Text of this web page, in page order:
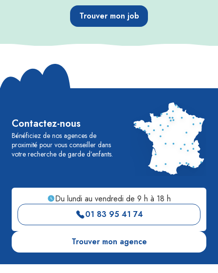
Trouver mon job
Contactez-nous
Bénéficiez de nos agences de
proximité pour vous conseiller dans
votre recherche de garde d’enfants.
Du lundi au vendredi de 9 h à 18 h
01 83 95 41 74
Trouver mon agence